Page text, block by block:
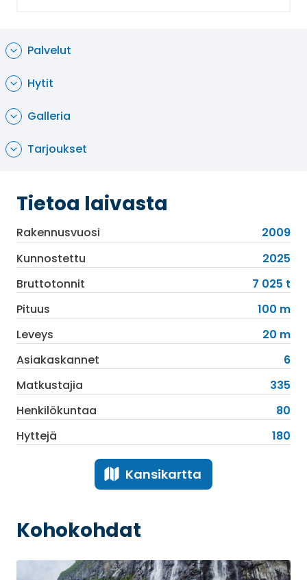
Palvelut
Hytit
Galleria
Tarjoukset
Tietoa laivasta
Rakennusvuosi
2009
Kunnostettu
2025
Bruttotonnit
7 025 t
Pituus
100 m
Leveys
20 m
Asiakaskannet
6
Matkustajia
335
Henkilökuntaa
80
Hyttejä
180
Kansikartta
Kohokohdat